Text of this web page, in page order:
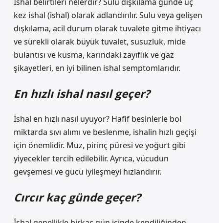
kez ishal (ishal) olarak adlandırılır. Sulu veya gelişen
dışkılama, acil durum olarak tuvalete gitme ihtiyacı
ve sürekli olarak büyük tuvalet, susuzluk, mide
bulantısı ve kusma, karındaki zayıflık ve gaz
şikayetleri, en iyi bilinen ishal semptomlarıdır.
En hızlı ishal nasıl geçer?
İshal en hızlı nasıl uyuyor? Hafif besinlerle bol
miktarda sıvı alımı ve beslenme, ishalin hızlı geçişi
için önemlidir. Muz, pirinç püresi ve yoğurt gibi
yiyecekler tercih edilebilir. Ayrıca, vücudun
gevşemesi ve gücü iyileşmeyi hızlandırır.
Cırcır kaç günde geçer?